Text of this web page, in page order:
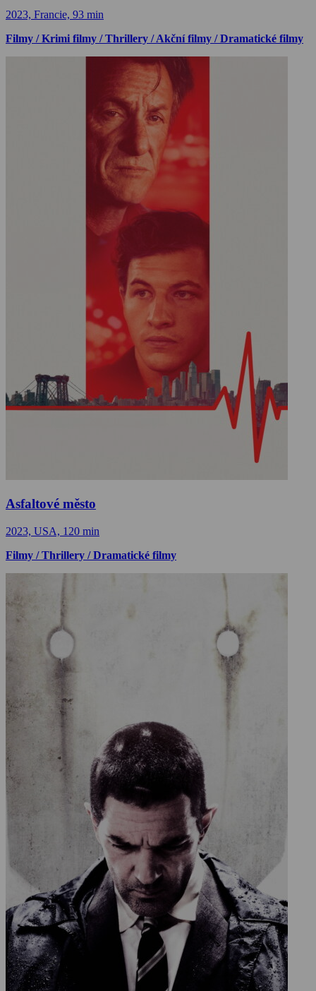
2023, Francie, 93 min
Filmy / Krimi filmy / Thrillery / Akční filmy / Dramatické filmy
Asfaltové město
2023, USA, 120 min
Filmy / Thrillery / Dramatické filmy